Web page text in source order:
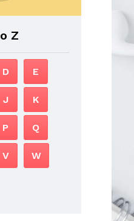
Z
D E
J K
P Q
V W